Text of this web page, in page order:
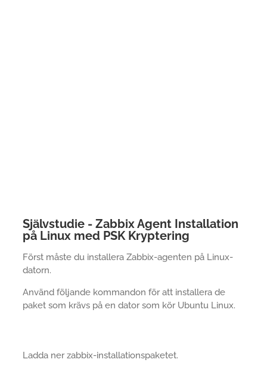
Självstudie - Zabbix Agent Installation
på Linux med PSK Kryptering
Först måste du installera Zabbix-agenten på Linux-
datorn.
Använd följande kommandon för att installera de
paket som krävs på en dator som kör Ubuntu Linux.
Ladda ner zabbix-installationspaketet.